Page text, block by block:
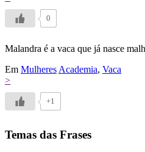
0
Malandra é a vaca que já nasce
Em Mulheres Academia, Vaca
>
+1
Temas das Frases